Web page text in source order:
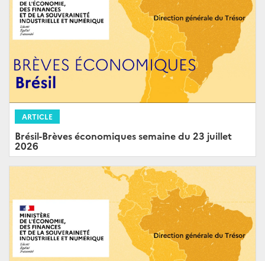
ARTICLE
Brésil-Brèves économiques semaine du 23 juillet
2026